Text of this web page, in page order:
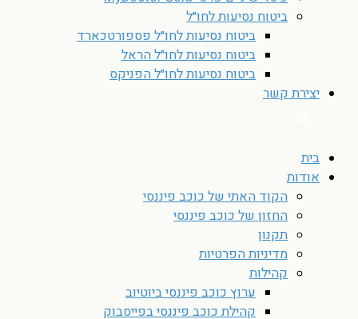
ביטוח נסיעות לחו״ל
ביטוח נסיעות לחו״ל פספורטכארד
ביטוח נסיעות לחו״ל הראל
ביטוח נסיעות לחו״ל הפניקס
יצירת קשר
בית
אודות
הקוד האתי של כוכב פיננסי
החזון של כוכב פיננסי
תקנון
מדיניות הפרטיות
קהילות
ערוץ כוכב פיננסי ביוטיוב
קהילת כוכב פיננסי בפייסבוק